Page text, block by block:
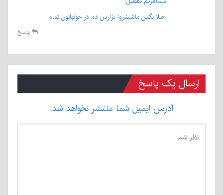
اصلا بگین ماشینروا بزارین دم در خونهاتون تمام
پاسخ
ارسال یک پاسخ
آدرس ایمیل شما منتشر نخواهد شد.